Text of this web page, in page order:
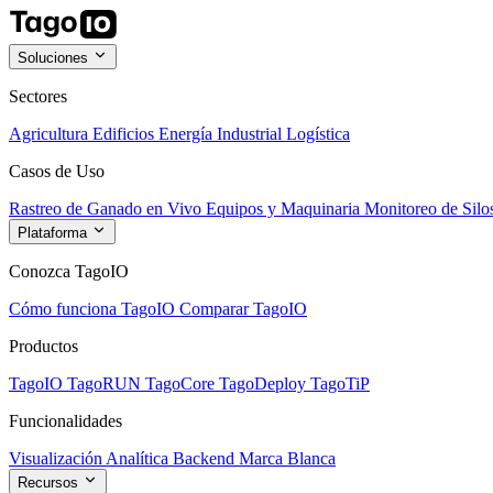
Soluciones
Sectores
Agricultura Edificios Energía Industrial Logística
Casos de Uso
Rastreo de Ganado en Vivo Equipos y Maquinaria Monitoreo de
Plataforma
Conozca TagoIO
Cómo funciona TagoIO Comparar TagoIO
Productos
TagoIO TagoRUN TagoCore TagoDeploy TagoTiP
Funcionalidades
Visualización Analítica Backend Marca Blanca
Recursos